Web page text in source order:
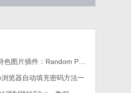
WordPress随机显示特色图片插件：Random Post Thumbnails
览器自动填充密码方法一